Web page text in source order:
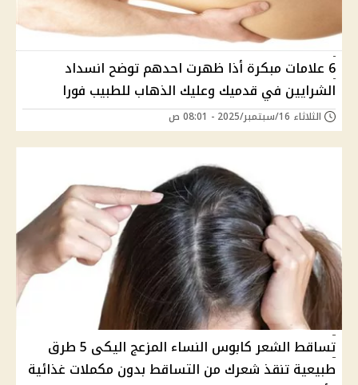
6 علامات مبكرة أذا ظهرت احدهم توضح انسداد
الشرايين في قدميك وعليك الذهاب للطبيب فورا
الثلاثاء 16/سبتمبر/2025 - 08:01 ص
تساقط الشعر كابوس النساء المزعج اليكى 5 طرق
طبيعية تنقذ شعرك من التساقط بدون مكملات غذائية